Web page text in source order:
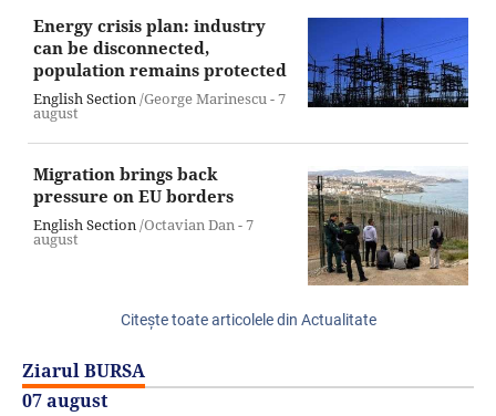
Energy crisis plan: industry
can be disconnected,
population remains protected
English Section/George Marinescu -7
august
Migration brings back
pressure on EU borders
English Section/Octavian Dan -7
august
Citeşte toate articolele din Actualitate
Ziarul BURSA
07 august